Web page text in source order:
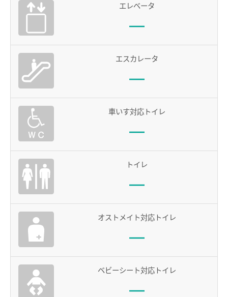
歩いて巡拝（まいる）知多四国
お問い合わせ
企業情報
サステナビリティ
IR情報
採用情報
manaca
manacaとは？
manacaの種類
manacaを買う
お買物＆フード
法人・店舗のお客様
名鉄グループ
エレベータ
エスカレータ
車いす対応トイレ
トイレ
オストメイト対応トイレ
ベビーシート対応トイレ